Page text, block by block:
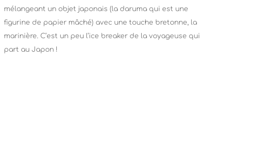
mélangeant un objet japonais (la daruma qui est une
figurine de papier mâché) avec une touche bretonne, la
marinière. C’est un peu l’ice breaker de la voyageuse qui
part au Japon !